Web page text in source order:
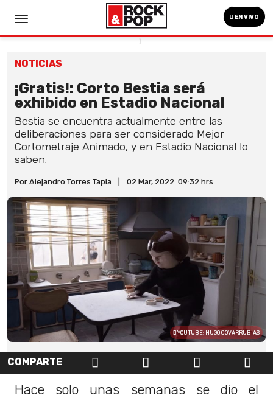
EN VIVO
NOTICIAS
¡Gratis!: Corto Bestia será
exhibido en Estadio Nacional
Bestia se encuentra actualmente entre las
deliberaciones para ser considerado Mejor
Cortometraje Animado, y en Estadio Nacional lo
saben.
Por Alejandro Torres Tapia 02 Mar, 2022. 09:32 hrs
YOUTUBE: HUGO COVARRUBIAS
COMPARTE
Hace solo unas semanas se dio el